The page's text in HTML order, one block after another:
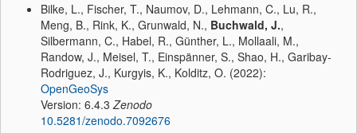
Bilke, L., Fischer, T., Naumov, D., Lehmann, C., Lu, R.,
Meng, B., Rink, K., Grunwald, N., Buchwald, J.,
Silbermann, C., Habel, R., Günther, L., Mollaali, M.,
Randow, J., Meisel, T., Einspänner, S., Shao, H., Garibay-
Rodriguez, J., Kurgyis, K., Kolditz, O. (2022):
OpenGeoSys
Version: 6.4.3Zenodo
10.5281/zenodo.7092676